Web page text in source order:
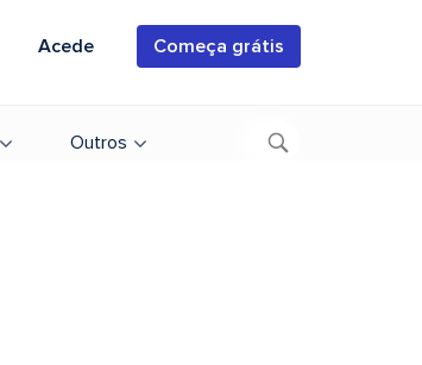
Acede Começa grátis
Outros